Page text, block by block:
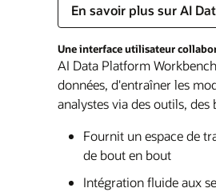
En savoir plus sur AI
Une interface utilisateur
AI Data Platform
données, d'entraîner les
analystes via des outils,
Fournit un espace de
de bout en bout
Intégration fluide aux